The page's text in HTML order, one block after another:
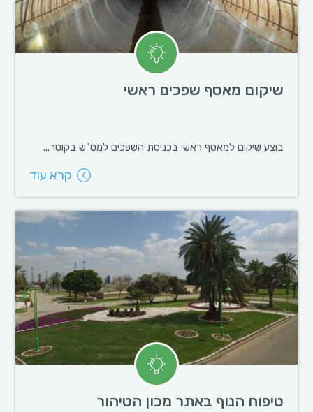
שיקום מאסף שפכים ראשי
בוצע שיקום למאסף ראשי בכניסת השפכים למט"ש בקוטר...
קרא עוד
טיפוח הנוף באתר מכון הטיהור